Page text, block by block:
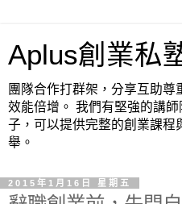
Aplus創業私
團隊合作打群架，分享互助尊
效能倍增。 我們有堅強的講
子，可以提供完整的創業課程
舉。
2015年1月16日 星期五